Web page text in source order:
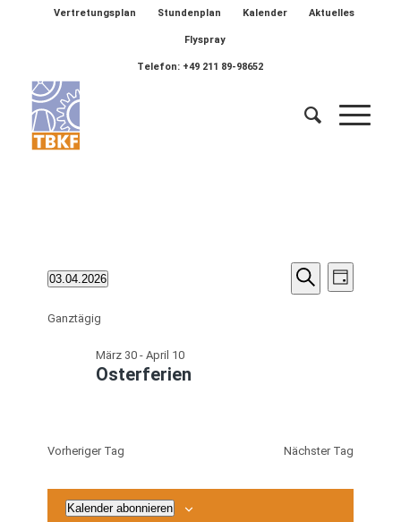
Vertretungsplan Stundenplan Kalender Aktuelles
Flyspray
Telefon: +49 211 89-98652
Veranstaltungen
für
April
Suche
Suche
Tag
03.04.2026
wählen.
Ganztägig
Osterferien
März 30 -April 10
Vorheriger Tag Nächster Tag
Kalender abonnieren